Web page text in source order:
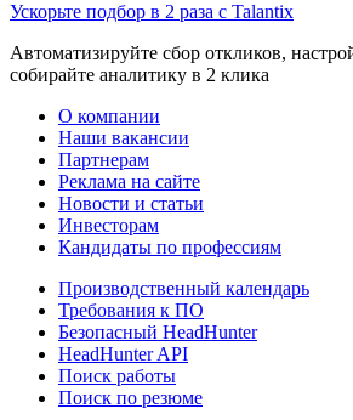
Ускорьте подбор в 2 раза с Talantix
Автоматизируйте сбор откликов,
собирайте аналитику в 2 клика
О компании
Наши вакансии
Партнерам
Реклама на сайте
Новости и статьи
Инвесторам
Кандидаты по профессиям
Производственный календарь
Требования к ПО
Безопасный HeadHunter
HeadHunter API
Поиск работы
Поиск по резюме